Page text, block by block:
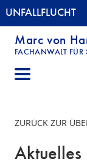
UNFALLFLUCHT
Marc von
FACHANWALT FÜR
ZURÜCK ZUR
Aktuelles